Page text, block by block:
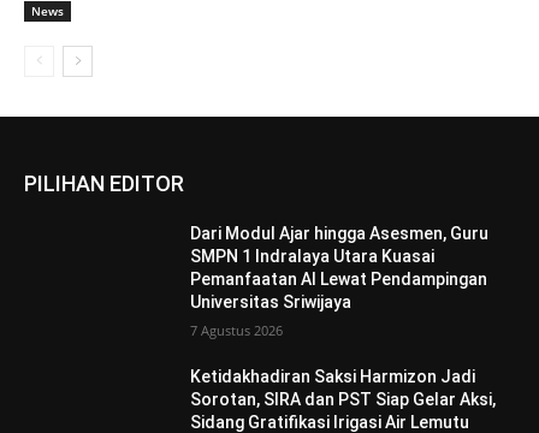
News
PILIHAN EDITOR
Dari Modul Ajar hingga Asesmen, Guru
SMPN 1 Indralaya Utara Kuasai
Pemanfaatan AI Lewat Pendampingan
Universitas Sriwijaya
7 Agustus 2026
Ketidakhadiran Saksi Harmizon Jadi
Sorotan, SIRA dan PST Siap Gelar Aksi,
Sidang Gratifikasi Irigasi Air Lemutu